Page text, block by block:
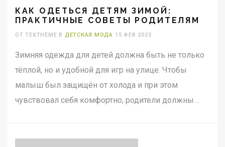
КАК ОДЕТЬСЯ ДЕТЯМ ЗИМОЙ:
ПРАКТИЧНЫЕ СОВЕТЫ РОДИТЕЛЯМ
ОТ TEXTHEME В ДЕТСКАЯ МОДА 15 ФЕВ 2025
Зимняя одежда для детей должна быть не только
тёплой, но и удобной для игр на улице. Чтобы
малыш был защищён от холода и при этом
чувствовал себя комфортно, родители должны